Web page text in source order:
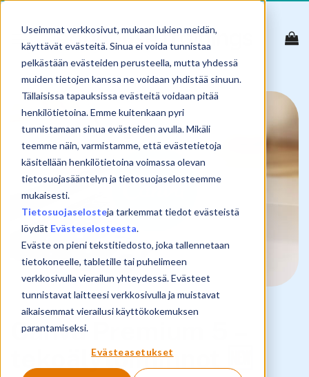
Useimmat verkkosivut, mukaan lukien meidän,
käyttävät evästeitä. Sinua ei voida tunnistaa
pelkästään evästeiden perusteella, mutta yhdessä
muiden tietojen kanssa ne voidaan yhdistää sinuun.
Tällaisissa tapauksissa evästeitä voidaan pitää
henkilötietoina. Emme kuitenkaan pyri
tunnistamaan sinua evästeiden avulla. Mikäli
teemme näin, varmistamme, että evästetietoja
käsitellään henkilötietoina voimassa olevan
tietosuojasääntelyn ja tietosuojaselosteemme
mukaisesti.
Tietosuojaselosteja tarkemmat tiedot evästeistä
löydät Evästeselosteesta.
Eväste on pieni tekstitiedosto, joka tallennetaan
tietokoneelle, tabletille tai puhelimeen
verkkosivulla vierailun yhteydessä. Evästeet
tunnistavat laitteesi verkkosivulla ja muistavat
aikaisemmat vierailusi käyttökokemuksen
parantamiseksi.
Evästeasetukset
Skip
content
Canva Premium 5 –
tekoälytoiminnot 🆕